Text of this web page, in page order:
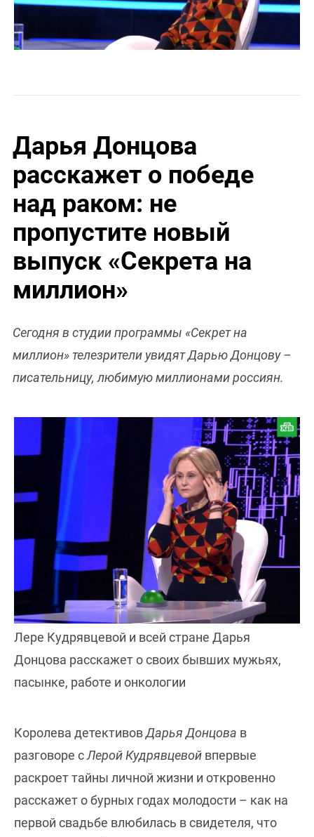
Дарья Донцова
расскажет о победе
над раком: не
пропустите новый
выпуск «Секрета на
миллион»
Сегодня в студии программы «Секрет на
миллион» телезрители увидят Дарью Донцову –
писательницу, любимую миллионами россиян.
Лере Кудрявцевой и всей стране Дарья
Донцова расскажет о своих бывших мужьях,
пасынке, работе и онкологии
Королева детективовДарья Донцова в
разговоре сЛерой Кудрявцевой впервые
раскроет тайны личной жизни и откровенно
расскажет о бурных годах молодости – как на
первой свадьбе влюбилась в свидетеля, что